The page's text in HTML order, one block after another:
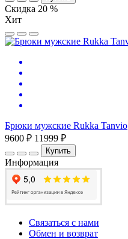
Скидка 20 %
Хит
Брюки мужские Rukka Tanvio
9600 ₽ 11999 ₽
Купить
Информация
Связаться с нами
Обмен и возврат